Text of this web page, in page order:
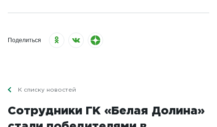
Поделиться
К списку новостей
Сотрудники ГК «Белая Долина»